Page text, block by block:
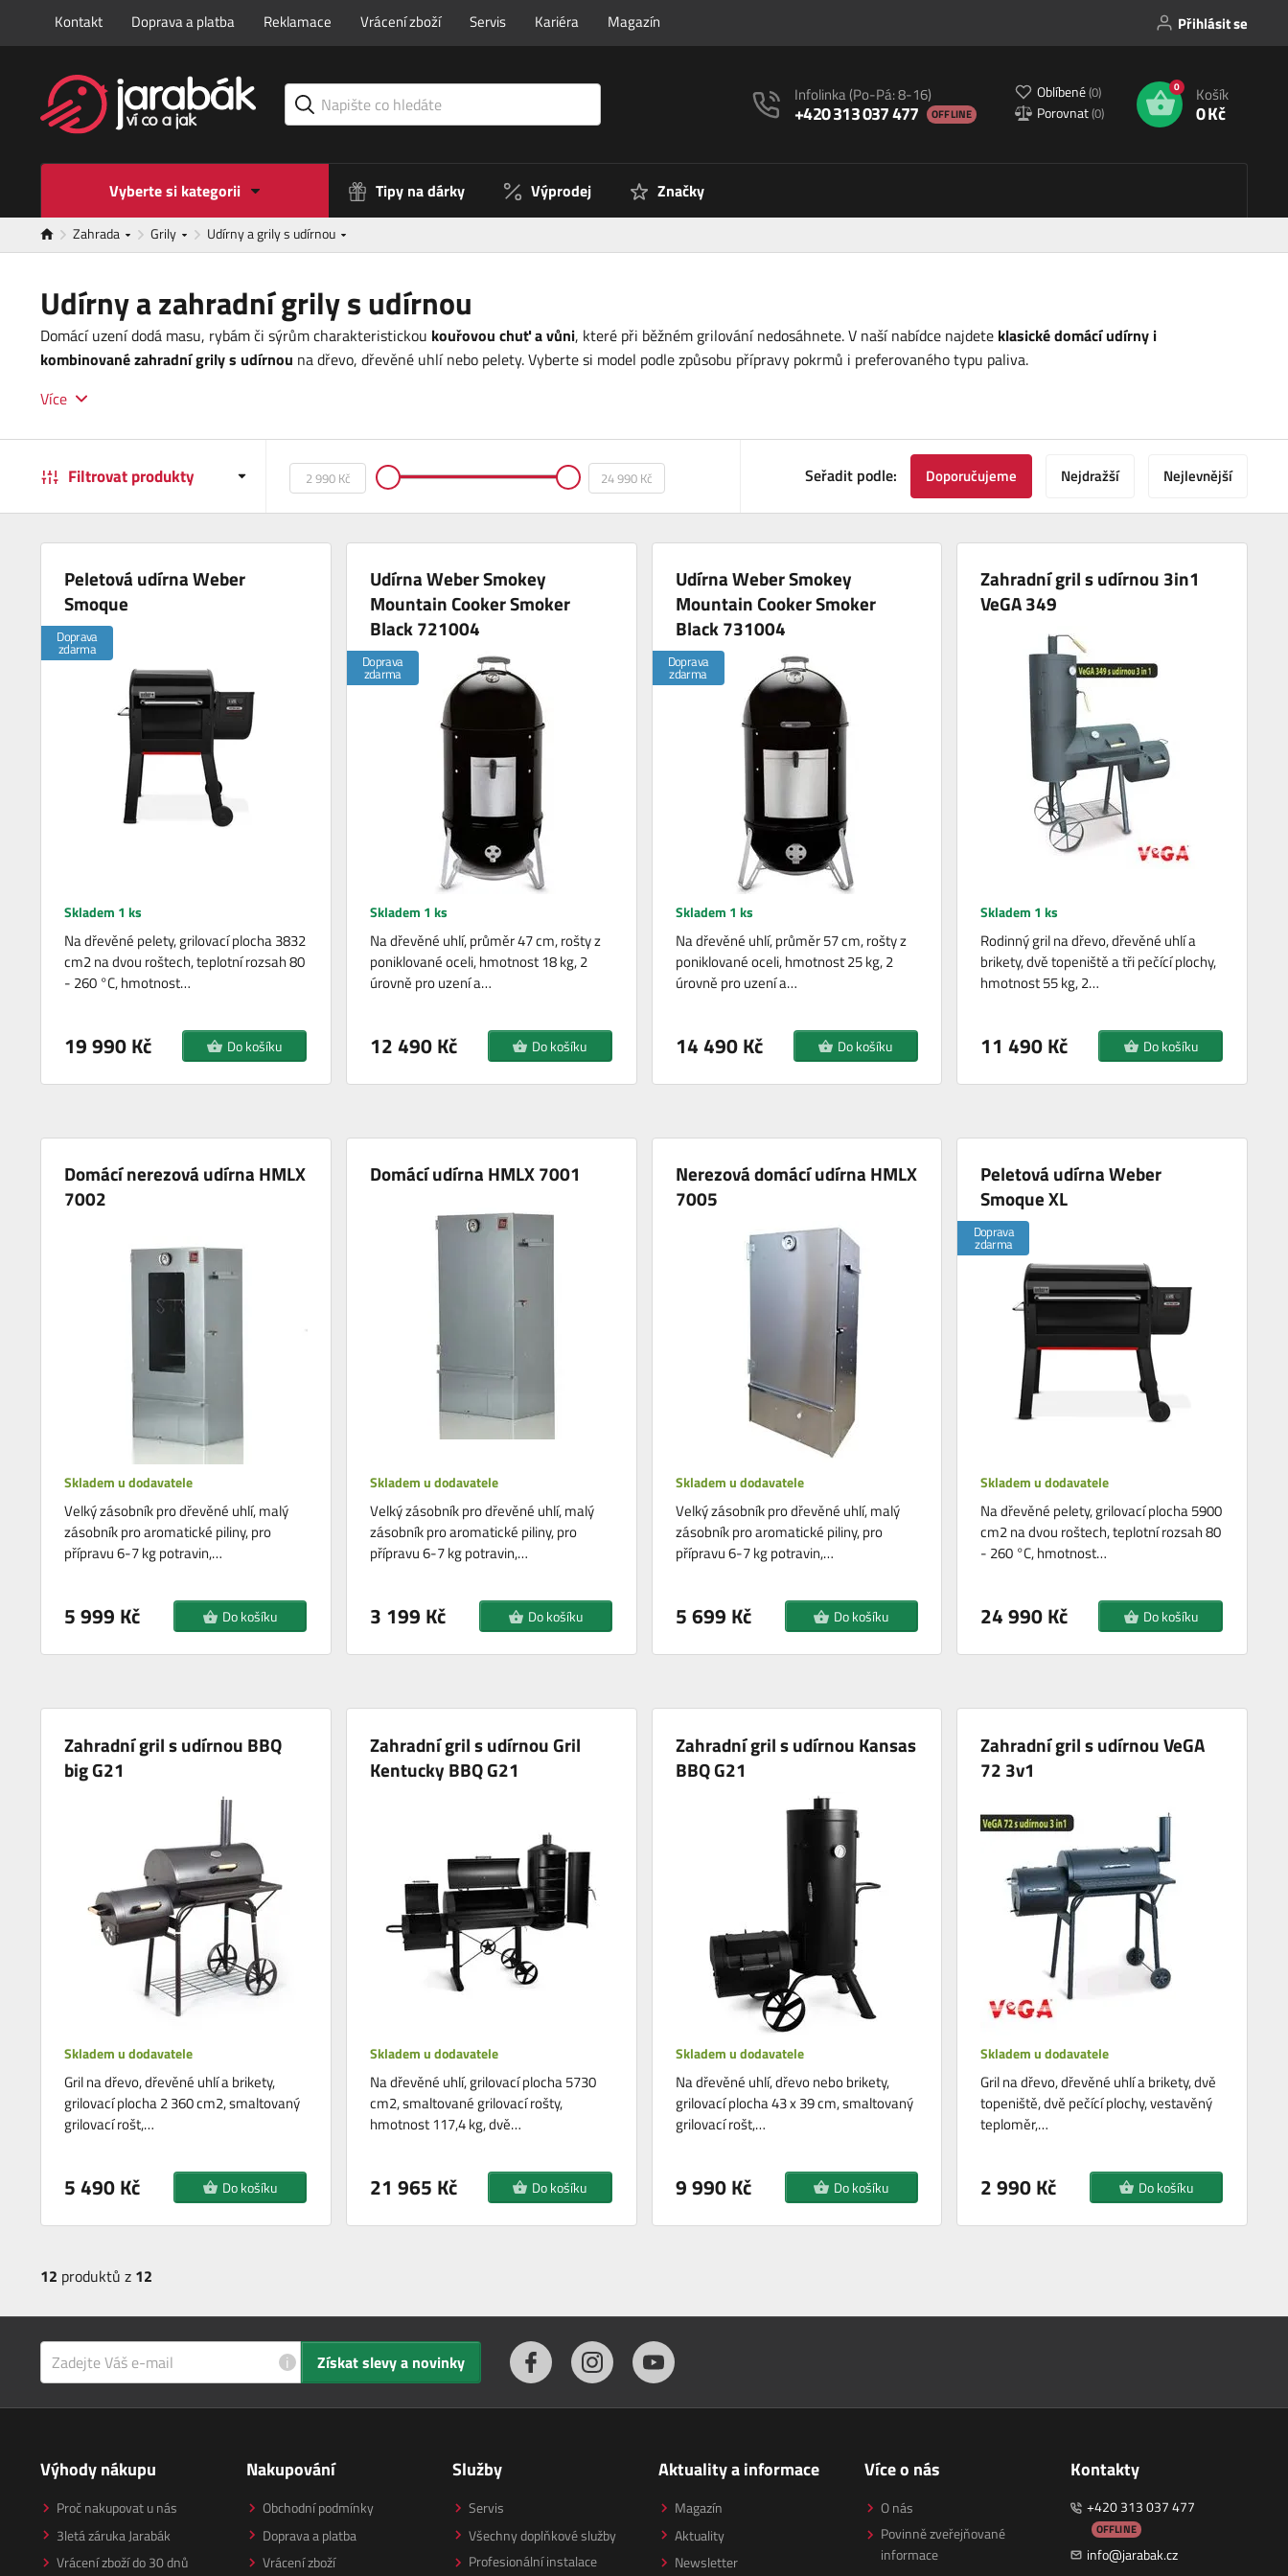
Kontakt Doprava a platba Reklamace Vrácení zboží Servis Kariéra Magazín Přihlásit se
Infolinka(Po-Pá: 8-16)
+420 313 037 477 OFFLINE
Oblíbené(0)
Porovnat(0)
0 Košík
0 Kč
Vyberte si kategorii Tipy na dárky Výprodej Značky
Zahrada Grily Udírny a grily s udírnou
Udírny a zahradní grily s udírnou
Domácí uzení dodá masu, rybám či sýrům charakteristickou kouřovou chuť a vůni, které při běžném grilování nedosáhnete. V naší nabídce najdete klasické domácí udírny i
kombinované zahradní grily s udírnou na dřevo, dřevěné uhlí nebo pelety. Vyberte si model podle způsobu přípravy pokrmů i preferovaného typu paliva.
Více
Filtrovat produkty Seřadit podle: Doporučujeme Nejdražší Nejlevnější
Peletová udírna Weber
Smoque
Doprava
zdarma
Skladem 1 ks
Na dřevěné pelety, grilovací plocha 3832
cm2 na dvou roštech, teplotní rozsah 80
- 260 °C, hmotnost…
19 990 Kč Do košíku
Udírna Weber Smokey
Mountain Cooker Smoker
Black 721004
Doprava
zdarma
Skladem 1 ks
Na dřevěné uhlí, průměr 47 cm, rošty z
poniklované oceli, hmotnost 18 kg, 2
úrovně pro uzení a…
12 490 Kč Do košíku
Udírna Weber Smokey
Mountain Cooker Smoker
Black 731004
Doprava
zdarma
Skladem 1 ks
Na dřevěné uhlí, průměr 57 cm, rošty z
poniklované oceli, hmotnost 25 kg, 2
úrovně pro uzení a…
14 490 Kč Do košíku
Zahradní gril s udírnou 3in1
VeGA 349
Skladem 1 ks
Rodinný gril na dřevo, dřevěné uhlí a
brikety, dvě topeniště a tři pečící plochy,
hmotnost 55 kg, 2…
11 490 Kč Do košíku
Domácí nerezová udírna HMLX
7002
Skladem u dodavatele
Velký zásobník pro dřevěné uhlí, malý
zásobník pro aromatické piliny, pro
přípravu 6-7 kg potravin,…
5 999 Kč Do košíku
Domácí udírna HMLX 7001
Skladem u dodavatele
Velký zásobník pro dřevěné uhlí, malý
zásobník pro aromatické piliny, pro
přípravu 6-7 kg potravin,…
3 199 Kč Do košíku
Nerezová domácí udírna HMLX
7005
Skladem u dodavatele
Velký zásobník pro dřevěné uhlí, malý
zásobník pro aromatické piliny, pro
přípravu 6-7 kg potravin,…
5 699 Kč Do košíku
Peletová udírna Weber
Smoque XL
Doprava
zdarma
Skladem u dodavatele
Na dřevěné pelety, grilovací plocha 5900
cm2 na dvou roštech, teplotní rozsah 80
- 260 °C, hmotnost…
24 990 Kč Do košíku
Zahradní gril s udírnou BBQ
big G21
Skladem u dodavatele
Gril na dřevo, dřevěné uhlí a brikety,
grilovací plocha 2 360 cm2, smaltovaný
grilovací rošt,…
5 490 Kč Do košíku
Zahradní gril s udírnou Gril
Kentucky BBQ G21
Skladem u dodavatele
Na dřevěné uhlí, grilovací plocha 5730
cm2, smaltované grilovací rošty,
hmotnost 117,4 kg, dvě…
21 965 Kč Do košíku
Zahradní gril s udírnou Kansas
BBQ G21
Skladem u dodavatele
Na dřevěné uhlí, dřevo nebo brikety,
grilovací plocha 43 x 39 cm, smaltovaný
grilovací rošt,…
9 990 Kč Do košíku
Zahradní gril s udírnou VeGA
72 3v1
Skladem u dodavatele
Gril na dřevo, dřevěné uhlí a brikety, dvě
topeniště, dvě pečící plochy, vestavěný
teploměr,…
2 990 Kč Do košíku
12 produktů z 12
i Získat slevy a novinky
Výhody nákupu
Proč nakupovat u nás
3letá záruka Jarabák
Vrácení zboží do 30 dnů
Nakupování
Obchodní podmínky
Doprava a platba
Vrácení zboží
Služby
Servis
Všechny doplňkové služby
Profesionální instalace
Aktuality a informace
Magazín
Aktuality
Newsletter
Více o nás
O nás
Povinně zveřejňované
informace
Kontakty
+420 313 037 477
OFFLINE
info@jarabak.cz